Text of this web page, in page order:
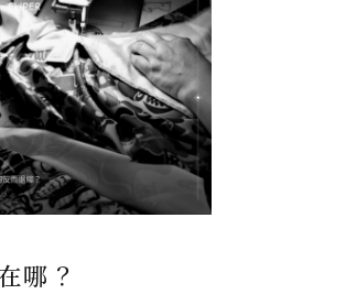
哪？